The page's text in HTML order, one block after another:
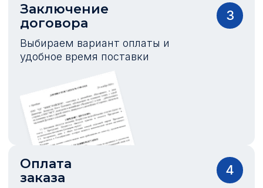
Заключение
договора
Выбираем вариант оплаты и
удобное время поставки
3
Оплата
заказа
4